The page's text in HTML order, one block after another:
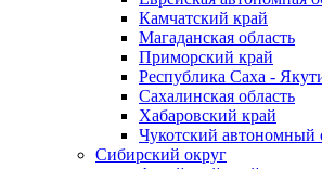
Камчатский край
Магаданская область
Приморский край
Республика Саха -
Сахалинская область
Хабаровский край
Чукотский автономный
Сибирский округ